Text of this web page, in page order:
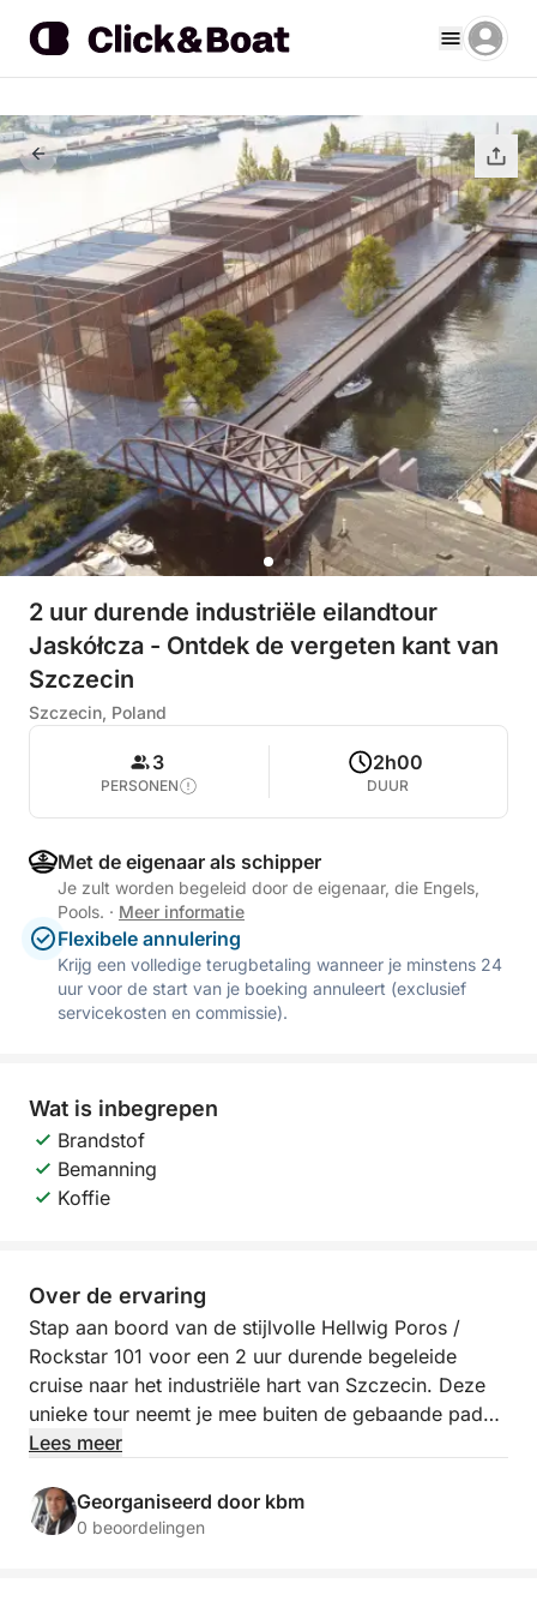
2 uur durende industriële eilandtour
Jaskółcza - Ontdek de vergeten kant van
Szczecin
Szczecin, Poland
3
PERSONEN
2h00
DUUR
Met de eigenaar als schipper
Je zult worden begeleid door de eigenaar, die Engels,
Pools. · Meer informatie
Flexibele annulering
Krijg een volledige terugbetaling wanneer je minstens 24
uur voor de start van je boeking annuleert (exclusief
servicekosten en commissie).
Wat is inbegrepen
Brandstof
Bemanning
Koffie
Over de ervaring
Stap aan boord van de stijlvolle Hellwig Poros /
Rockstar 101 voor een 2 uur durende begeleide
cruise naar het industriële hart van Szczecin. Deze
unieke tour neemt je mee buiten de gebaande paden
om het eiland Jaskółcza te verkennen, ooit een
handel – nu een fascinerende, sfeervolle herinnering
aan het industriële verleden van de stad.
Lees meer
Georganiseerd door kbm
0 beoordelingen